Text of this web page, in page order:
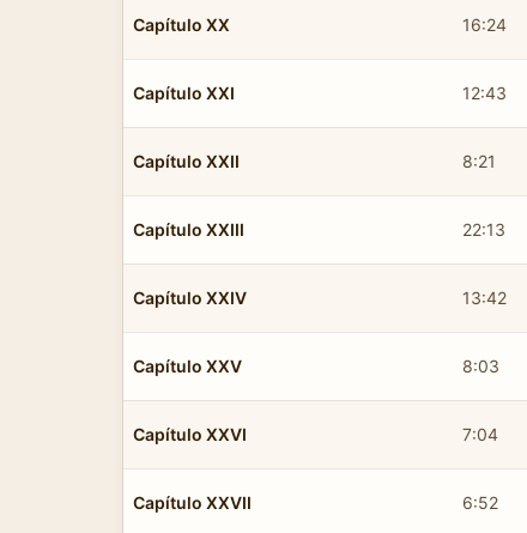
Capítulo XX 16:24
Capítulo XXI 12:43
Capítulo XXII 8:21
Capítulo XXIII 22:13
Capítulo XXIV 13:42
Capítulo XXV 8:03
Capítulo XXVI 7:04
Capítulo XXVII 6:52